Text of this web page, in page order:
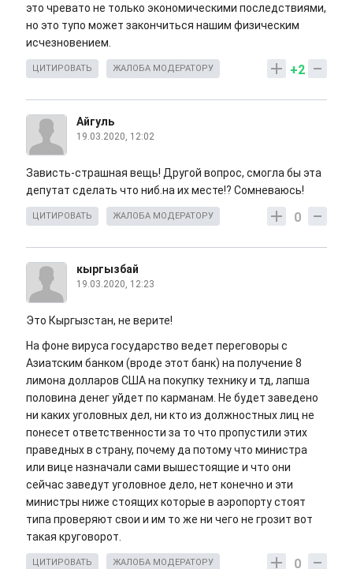
это чревато не только экономическими последствиями,
но это тупо может закончиться нашим физическим
исчезновением.
+2
ЦИТИРОВАТЬ ЖАЛОБА МОДЕРАТОРУ
Айгуль
19.03.2020, 12:02
Зависть-страшная вещь! Другой вопрос, смогла бы эта
депутат сделать что ниб.на их месте!? Сомневаюсь!
0
ЦИТИРОВАТЬ ЖАЛОБА МОДЕРАТОРУ
кыргызбай
19.03.2020, 12:23
Это Кыргызстан, не верите!
На фоне вируса государство ведет переговоры с
Азиатским банком (вроде этот банк) на получение 8
лимона долларов США на покупку технику и тд, лапша
половина денег уйдет по карманам. Не будет заведено
ни каких уголовных дел, ни кто из должностных лиц не
понесет ответственности за то что пропустили этих
праведных в страну, почему да потому что министра
или вице назначали сами вышестоящие и что они
сейчас заведут уголовное дело, нет конечно и эти
министры ниже стоящих которые в аэропорту стоят
типа проверяют свои и им то же ни чего не грозит вот
такая круговорот.
0
ЦИТИРОВАТЬ ЖАЛОБА МОДЕРАТОРУ